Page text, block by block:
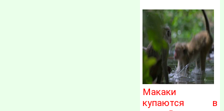
Макаки
купаются в